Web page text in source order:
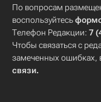
По вопросам
воспользуйтесь
Телефон Редакции: 7
Чтобы связаться с
замеченных ошибках,
связи.